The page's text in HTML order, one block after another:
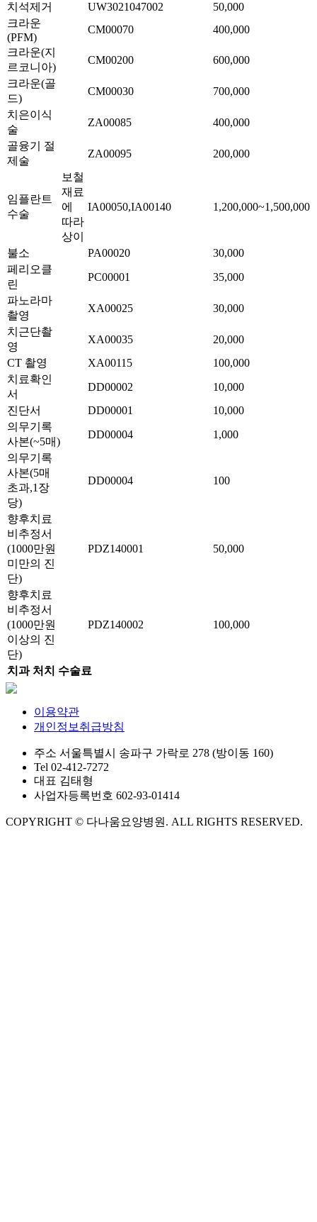
치과 처치 수술료
치석제거
UW3021047002
50,000
크라운
(PFM)
CM00070
400,000
크라운(지
르코니아)
CM00200
600,000
크라운(골
드)
CM00030
700,000
치은이식
술
ZA00085
400,000
골융기 절
제술
ZA00095 200,000
임플란트
수술
보철
재료
에
따라
상이
IA00050,IA00140 1,200,000~1,500,000
불소 PA00020
30,000
페리오클
린
PC00001
35,000
파노라마
촬영
XA00025
30,000
치근단촬
영
XA00035
20,000
CT 촬영
XA00115
100,000
치료확인
서
DD00002
10,000
진단서
DD00001
10,000
의무기록
사본(~5매)
DD00004
1,000
의무기록
사본(5매
초과,1장
당)
DD00004 100
향후치료
비추정서
(1000만원
미만의 진
단)
PDZ140001 50,000
향후치료
비추정서
(1000만원
이상의 진
단)
PDZ140002 100,000
이용약관
개인정보취급방침
주소 서울특별시 송파구 가락로 278 (방이동 160)
Tel 02-412-7272
대표 김태형
사업자등록번호 602-93-01414
COPYRIGHT © 다나움요양병원. ALL RIGHTS RESERVED.